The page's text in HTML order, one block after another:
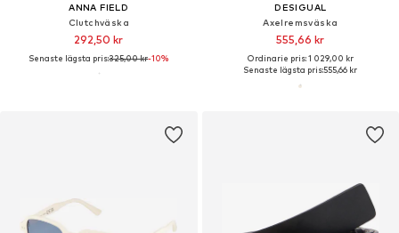
ANNA FIELD
Clutchväska
292,50 kr
Senaste lägsta pris:325,00 kr-10%
DESIGUAL
Axelremsväska
555,66 kr
Ordinarie pris: 1 029,00 kr
Senaste lägsta pris:555,66 kr